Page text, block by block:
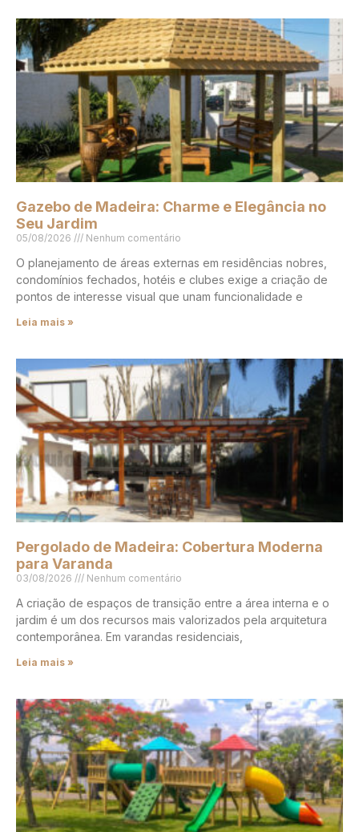
Gazebo de Madeira: Charme e Elegância no
Seu Jardim
05/08/2026 Nenhum comentário
O planejamento de áreas externas em residências nobres,
condomínios fechados, hotéis e clubes exige a criação de
pontos de interesse visual que unam funcionalidade e
Leia mais »
Pergolado de Madeira: Cobertura Moderna
para Varanda
03/08/2026 Nenhum comentário
A criação de espaços de transição entre a área interna e o
jardim é um dos recursos mais valorizados pela arquitetura
contemporânea. Em varandas residenciais,
Leia mais »